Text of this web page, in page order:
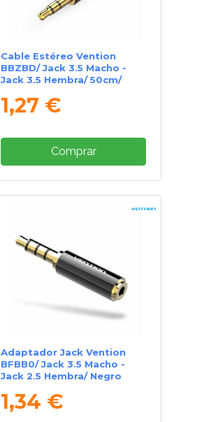
Cable Estéreo Vention
BBZBD/ Jack 3.5 Macho -
Jack 3.5 Hembra/ 50cm/
1,27 €
Comprar
Adaptador Jack Vention
BFBB0/ Jack 3.5 Macho -
Jack 2.5 Hembra/ Negro
1,34 €